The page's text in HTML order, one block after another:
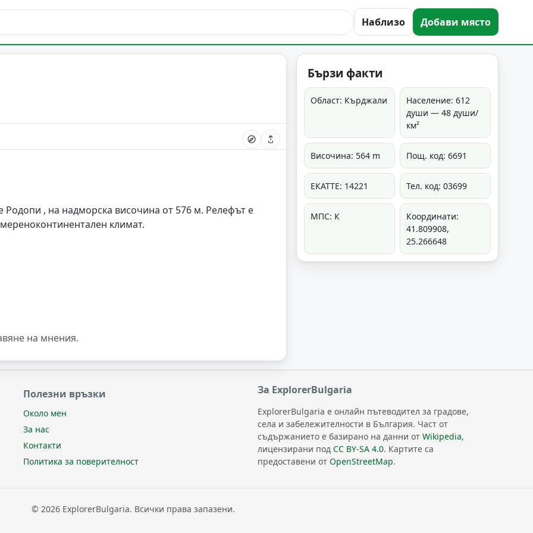
Наблизо Добави място
, на надморска височина от 576 м. Релефът е
климат.
на мнения.
Бързи факти
Област: Кърджали
Население: 612
души — 48 души/
км²
Височина: 564 m Пощ. код: 6691
ЕКАТТЕ: 14221 Тел. код: 03699
МПС: К
Координати:
41.809908,
25.266648
Полезни връзки
Около мен
За нас
Контакти
Политика за поверителност
За ExplorerBulgaria
ExplorerBulgaria е онлайн пътеводител за градове,
села и забележителности в България. Част от
съдържанието е базирано на данни отWikipedia,
лицензирани подCC BY-SA 4.0. Картите са
предоставени отOpenStreetMap.
© 2026 ExplorerBulgaria. Всички права запазени.